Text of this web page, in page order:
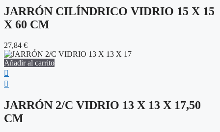
JARRÓN CILÍNDRICO VIDRIO 15 X 15
X 60 CM
27,84 €
Añadir al carrito
JARRÓN 2/C VIDRIO 13 X 13 X 17,50
CM